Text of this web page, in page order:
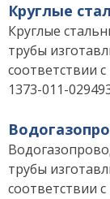
Круглые
Круглые
трубы
соответствии
1373-011-
трубы
соответствии